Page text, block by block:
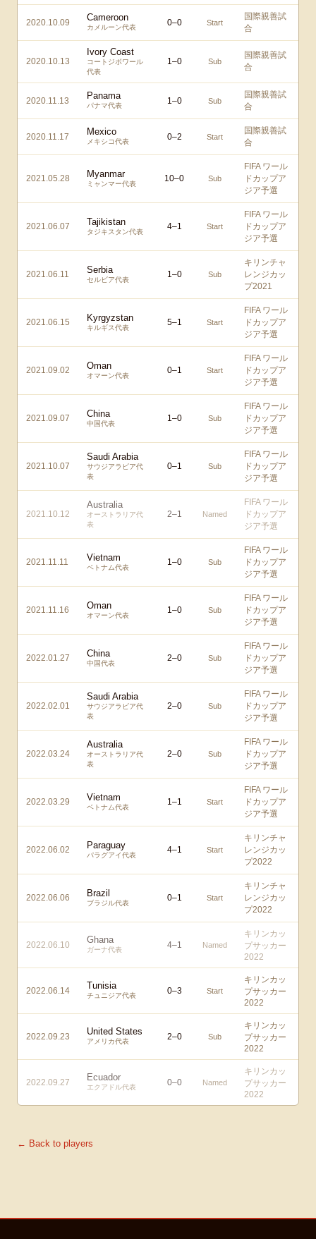
2020.10.09 Cameroon
カメルーン代表 0–0 Start
国際親善試
合
2020.10.13
Ivory Coast
コートジボワール
代表
1–0 Sub
国際親善試
合
2020.11.13 Panama
パナマ代表 1–0 Sub
国際親善試
合
2020.11.17 Mexico
メキシコ代表 0–2 Start
国際親善試
合
2021.05.28 Myanmar
ミャンマー代表
10–0 Sub
FIFA ワール
ドカップア
ジア予選
2021.06.07 Tajikistan
タジキスタン代表
4–1 Start
FIFA ワール
ドカップア
ジア予選
2021.06.11 Serbia
セルビア代表
1–0 Sub
キリンチャ
レンジカッ
プ2021
2021.06.15 Kyrgyzstan
キルギス代表
5–1 Start
FIFA ワール
ドカップア
ジア予選
2021.09.02 Oman
オマーン代表
0–1 Start
FIFA ワール
ドカップア
ジア予選
2021.09.07 China
中国代表
1–0 Sub
FIFA ワール
ドカップア
ジア予選
2021.10.07
Saudi Arabia
サウジアラビア代
表
0–1 Sub
FIFA ワール
ドカップア
ジア予選
2021.10.12
Australia
オーストラリア代
表
2–1 Named
FIFA ワール
ドカップア
ジア予選
2021.11.11 Vietnam
ベトナム代表
1–0 Sub
FIFA ワール
ドカップア
ジア予選
2021.11.16 Oman
オマーン代表
1–0 Sub
FIFA ワール
ドカップア
ジア予選
2022.01.27 China
中国代表
2–0 Sub
FIFA ワール
ドカップア
ジア予選
2022.02.01
Saudi Arabia
サウジアラビア代
表
2–0 Sub
FIFA ワール
ドカップア
ジア予選
2022.03.24
Australia
オーストラリア代
表
2–0 Sub
FIFA ワール
ドカップア
ジア予選
2022.03.29 Vietnam
ベトナム代表
1–1 Start
FIFA ワール
ドカップア
ジア予選
2022.06.02 Paraguay
パラグアイ代表
4–1 Start
キリンチャ
レンジカッ
プ2022
2022.06.06 Brazil
ブラジル代表
0–1 Start
キリンチャ
レンジカッ
プ2022
2022.06.10 Ghana
ガーナ代表 4–1 Named
キリンカッ
プサッカー
2022
2022.06.14 Tunisia
チュニジア代表 0–3 Start
キリンカッ
プサッカー
2022
2022.09.23 United States
アメリカ代表 2–0 Sub
キリンカッ
プサッカー
2022
2022.09.27 Ecuador
エクアドル代表 0–0 Named
キリンカッ
プサッカー
2022
← Back to players